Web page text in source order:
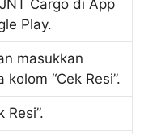
Cargo di App
Play.
masukkan
“Cek Resi”.
Resi”.